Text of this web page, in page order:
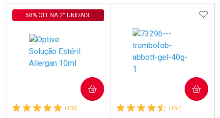
Comprar sem Desconto
Comprar sem Desconto
(135)
50% OFF NA 2° UNIDADE
COMPRAR
(154)
COMPRAR